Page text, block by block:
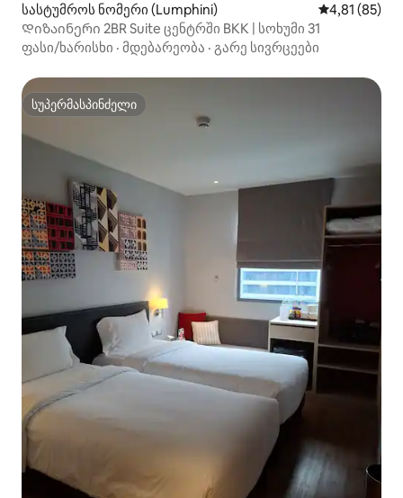
სასტუმროს ნომერი (Lumphini) საშუალო
4,81 (85)
Დიზაინერი 2BR Suite ცენტრში BKK | სოხუმი 31
ფასი/ხარისხი · მდებარეობა · გარე სივრცეები
სუპერმასპინძელი
სუპერმასპინძელი